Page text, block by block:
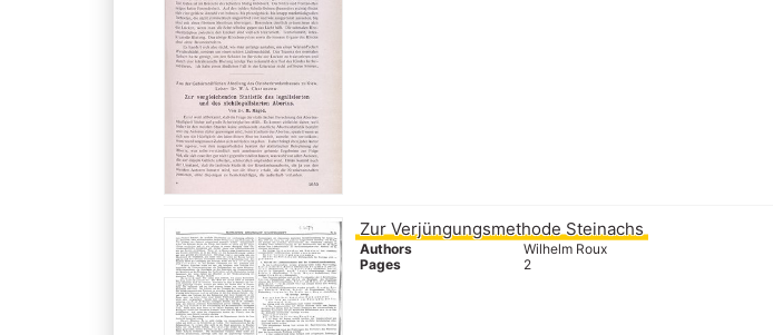
Zur Verjüngungsmethode Steinachs
Authors
Wilhelm Roux
Pages
2